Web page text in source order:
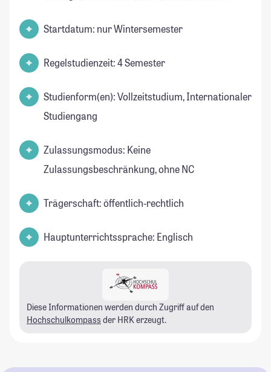
Startdatum: nur Wintersemester
Regelstudienzeit: 4 Semester
Studienform(en): Vollzeitstudium, Internationaler
Studiengang
Zulassungsmodus: Keine
Zulassungsbeschränkung, ohne NC
Trägerschaft: öffentlich-rechtlich
Hauptunterrichtssprache: Englisch
Diese Informationen werden durch Zugriff auf den
Hochschulkompass der HRK erzeugt.